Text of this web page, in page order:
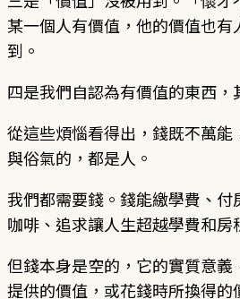
某一個人有價值，他的價值也
到。
四是我們自認為有價值的東西，
從這些煩惱看得出，錢既不萬
與俗氣的，都是人。
我們都需要錢。錢能繳學費、
咖啡、追求讓人生超越學費和房
但錢本身是空的，它的實質意
提供的價值，或花錢時所換得的